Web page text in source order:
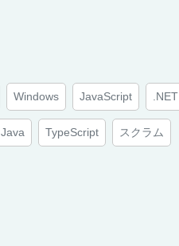
Windows JavaScript .NET
Java TypeScript スクラム